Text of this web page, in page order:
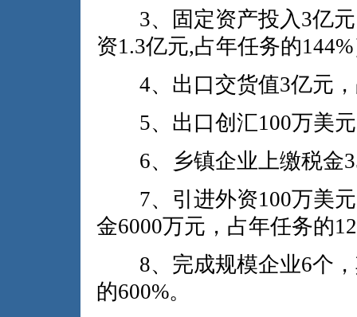
3、固定资产投入3亿元
资1.3亿元,占年任务的
4、出口交货值3亿元，
5、出口创汇100万美元
6、乡镇企业上缴税金
7、引进外资100万美元
金6000万元，占年任务的
8、完成规模企业6个，
的600%。